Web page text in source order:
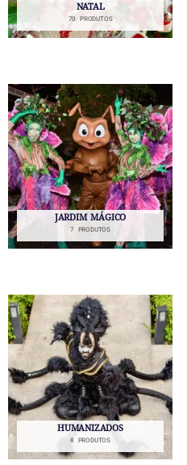
NATAL
70 PRODUTOS
JARDIM MÁGICO
7 PRODUTOS
HUMANIZADOS
8 PRODUTOS